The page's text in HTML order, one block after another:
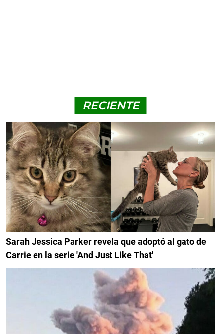
RECIENTE
Sarah Jessica Parker revela que adoptó al gato de
Carrie en la serie 'And Just Like That'